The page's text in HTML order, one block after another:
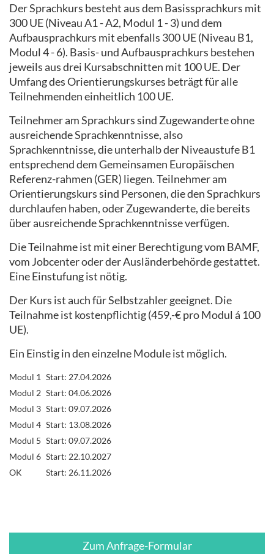
Der Sprachkurs besteht aus dem Basissprachkurs mit
300 UE (Niveau A1 - A2, Modul 1 - 3) und dem
Aufbausprachkurs mit ebenfalls 300 UE (Niveau B1,
Modul 4 - 6). Basis- und Aufbausprachkurs bestehen
jeweils aus drei Kursabschnitten mit 100 UE. Der
Umfang des Orientierungskurses beträgt für alle
Teilnehmenden einheitlich 100 UE.
Teilnehmer am Sprachkurs sind Zugewanderte ohne
ausreichende Sprachkenntnisse, also
Sprachkenntnisse, die unterhalb der Niveaustufe B1
entsprechend dem Gemeinsamen Europäischen
Referenz-rahmen (GER) liegen. Teilnehmer am
Orientierungskurs sind Personen, die den Sprachkurs
durchlaufen haben, oder Zugewanderte, die bereits
über ausreichende Sprachkenntnisse verfügen.
Die Teilnahme ist mit einer Berechtigung vom BAMF,
vom Jobcenter oder der Ausländerbehörde gestattet.
Eine Einstufung ist nötig.
Der Kurs ist auch für Selbstzahler geeignet. Die
Teilnahme ist kostenpflichtig (459,-€ pro Modul á 100
UE).
Ein Einstig in den einzelne Module ist möglich.
Modul 1 Start: 27.04.2026
Modul 2 Start: 04.06.2026
Modul 3 Start: 09.07.2026
Modul 4 Start: 13.08.2026
Modul 5 Start: 09.07.2026
Modul 6 Start: 22.10.2027
OK
Start: 26.11.2026
Zum Anfrage-Formular